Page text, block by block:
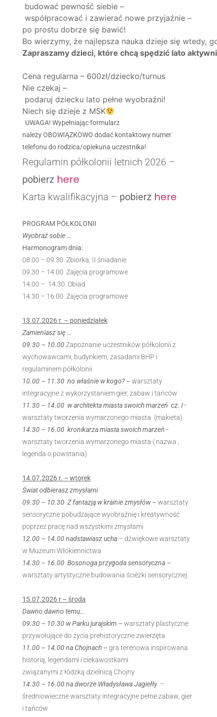
budować pewność siebie –
współpracować i zawierać nowe przyjaźnie –
po prostu dobrze się bawić!
Bo wierzymy, że najlepsza nauka dzieje się wtedy,
Zapraszamy dzieci, które chcą spędzić lato
Cena regularna – 600zł/dziecko/turnus
Nie czekaj –
podaruj dziecku lato pełne wyobraźni!
Niech się dzieje z MSK
UWAGA! Wypełniając formularz
należy OBOWIĄZKOWO dodać kontaktowy numer
telefonu do rodzica/opiekuna uczestnika!
Regulamin półkolonii letnich 2026 –
pobierz here
Karta kwalifikacyjna – pobierz here
PROGRAM PÓŁKOLONII
Wyobraź sobie …
Harmonogram dnia:
08.00 – 09.30 Zbiórka, II śniadanie
09.30 – 14.00 Zajęcia programowe
14.00 – 14.30 Obiad
14.30 – 16.00 Zajęcia programowe
13.07.2026 r. – poniedziałek
Zamieniasz się …
09.30 – 10.00 Zapoznanie uczestników półkolonii z
wychowawcami, budynkiem, zasadami BHP i
regulaminem półkolonii
10.00 – 11.30 no właśnie w kogo? – warsztaty
integracyjne z wykorzystaniem gier, zabaw i tańców
11.30 – 14.00 w architekta miasta swoich marzeń cz. I–
warsztaty tworzenia wymarzonego miasta (makieta)
14.30 – 16.00 kronikarza miasta swoich marzeń–
warsztaty tworzenia wymarzonego miasta ( nazwa ,
legenda o powstania)
14.07.2026 r. – wtorek
Świat odbierasz zmysłami
09.30 – 10.30 Z fantazją w krainie zmysłów – warsztaty
sensoryczne pobudzające wyobraźnię i kreatywność
poprzez pracę nad wszystkimi zmysłami
12.00 – 14.00nadstawiasz ucha – dźwiękowe warsztaty
w Muzeum Włókiennictwa
14.30 – 16.00 Bosonoga przygoda sensoryczna –
warsztaty artystyczne budowania ścieżki sensorycznej
15.07.2026 r – środa
Dawno dawno temu…
09.30 – 10.30 w Parku jurajskim – warsztaty plastyczne
przywołujące do życia prehistoryczne zwierzęta
11.00 – 14.00 na Chojnach – gra terenowa inspirowana
historią, legendami i ciekawostkami
związanymi z łódzką dzielnicą Chojny
14.30 – 16.00 na dworze Władysława Jagiełły –
średniowieczne warsztaty integracyjne pełne zabaw, gier
i tańców